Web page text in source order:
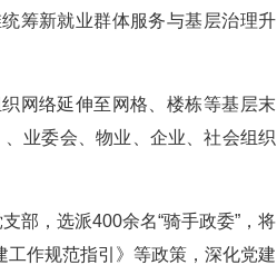
筹新就业群体服务与基层治理升
网络延伸至网格、楼栋等基层末
业委会、物业、企业、社会组织
部，选派400余名“骑手政委”，将
作规范指引》等政策，深化党建